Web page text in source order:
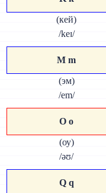
(кей)
/keɪ/
M m
(эм)
/em/
O o
(оу)
/əʊ/
Q q